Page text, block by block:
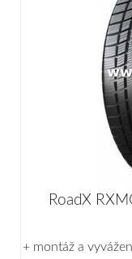
RoadX
+ montáž a